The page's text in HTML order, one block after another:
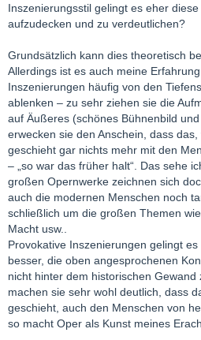
Inszenierungsstil gelingt es eher
aufzudecken und zu verdeutlichen?
Grundsätzlich kann dies theoretisch
Allerdings ist es auch meine
Inszenierungen häufig von den
ablenken – zu sehr ziehen sie die
auf Äußeres (schönes Bühnenbild
erwecken sie den Anschein, dass
geschieht gar nichts mehr mit den
– „so war das früher halt“. Das sehe
großen Opernwerke zeichnen sich
auch die modernen Menschen noch
schließlich um die großen Themen
Macht usw..
Provokative Inszenierungen gelingt
besser, die oben angesprochenen
nicht hinter dem historischen
machen sie sehr wohl deutlich, dass
geschieht, auch den Menschen von
so macht Oper als Kunst meines